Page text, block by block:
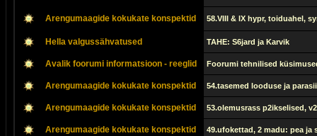
Arengumaagide kokukate konspektid 58.VIII & IX hypr, toiduahel,
Hella valgussähvatused TAHE: S6jard ja Karvik
Avalik foorumi informatsioon - reeglid Foorumi tehnilised
Arengumaagide kokukate konspektid 54.tasemed looduse ja
Arengumaagide kokukate konspektid 53.olemusrass p2ikselised,
Arengumaagide kokukate konspektid 49.ufokettad, 2 madu: pea ja